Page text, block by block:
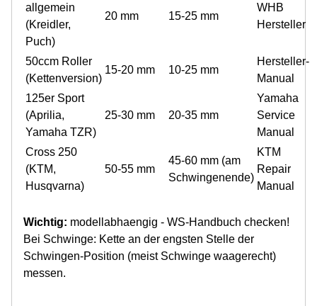
allgemein
(Kreidler,
Puch)
20 mm 15-25 mm
WHB
Hersteller
50ccm Roller
(Kettenversion)
15-20 mm 10-25 mm
Hersteller-
Manual
125er Sport
(Aprilia,
Yamaha TZR)
25-30 mm 20-35 mm
Yamaha
Service
Manual
Cross 250
(KTM,
Husqvarna)
50-55 mm
45-60 mm (am
Schwingenende)
KTM
Repair
Manual
Wichtig: modellabhaengig - WS-Handbuch checken!
Bei Schwinge: Kette an der engsten Stelle der
Schwingen-Position (meist Schwinge waagerecht)
messen.